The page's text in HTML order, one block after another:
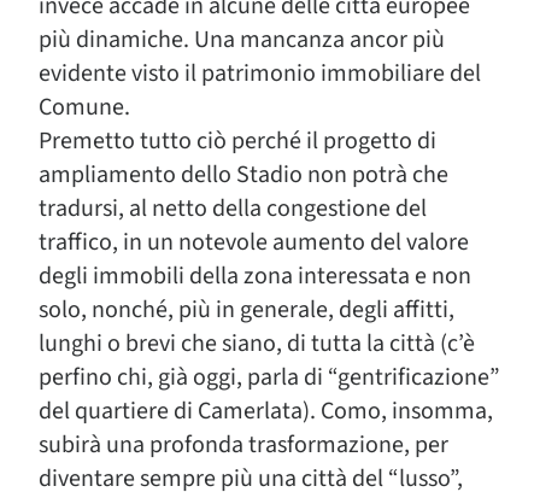
più dinamiche. Una mancanza ancor più
evidente visto il patrimonio immobiliare del
Comune.
Premetto tutto ciò perché il progetto di
ampliamento dello Stadio non potrà che
tradursi, al netto della congestione del
traffico, in un notevole aumento del valore
degli immobili della zona interessata e non
solo, nonché, più in generale, degli affitti,
lunghi o brevi che siano, di tutta la città (c’è
perfino chi, già oggi, parla di “gentrificazione”
del quartiere di Camerlata). Como, insomma,
subirà una profonda trasformazione, per
diventare sempre più una città del “lusso”,